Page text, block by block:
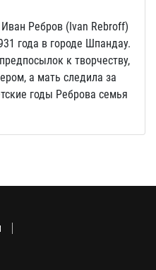
Ребров (Ivan Rebroff)
года в городе Шпандау.
к творчеству,
а мать следила за
годы Реброва семья